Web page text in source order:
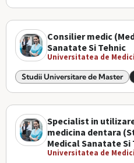
Consilier medic
Sanatate Si Tehnic
Universitatea de
Studii Universitare de Master
Specialist in
medicina dentara
Medical Sanatate Si
Universitatea de